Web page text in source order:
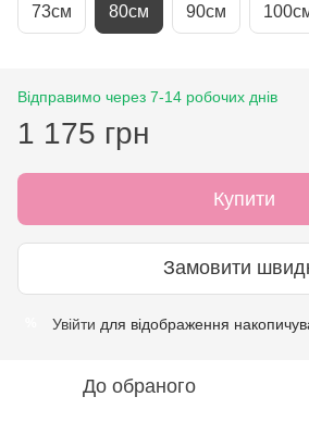
73см 80см 90см
Відправимо через 7-14 робочих днів
1 175 грн
Купити
Замовити
Увійти для відображення
До обраного